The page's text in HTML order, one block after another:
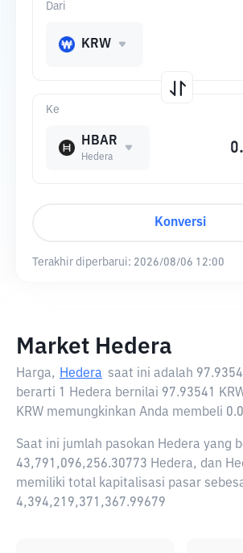
Ke
HBAR
Hedera
Dari
KRW
Konversi
Terakhir diperbarui: 2026/08/06 12:00
Market Hedera
Harga, Hedera saat ini adalah
berarti 1 Hedera bernilai 97.93541
KRW memungkinkan Anda membeli
Saat ini jumlah pasokan Hedera yang
43,791,096,256.30773 Hedera, dan
memiliki total kapitalisasi pasar
4,394,219,371,367.99679